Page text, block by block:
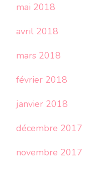
mai 2018
avril 2018
mars 2018
février 2018
janvier 2018
décembre 2017
novembre 2017